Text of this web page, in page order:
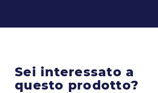
Sei interessato a
questo prodotto?